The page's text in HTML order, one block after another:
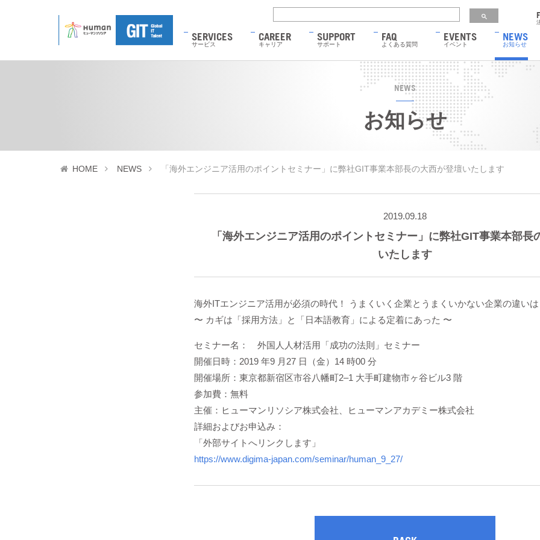
SERVICES
サービス
CAREER
キャリア
SUPPORT
サポート
FAQ
よくある質問
EVENTS
イベント
NEWS
お知らせ
NEWS
お知らせ
HOME NEWS 「海外エンジニア活用のポイントセミナー」に弊社GIT事業本部長の大西が登壇いたします
2019.09.18
「海外エンジニア活用のポイントセミナー」に弊社GIT事業本部長
いたします
海外ITエンジニア活用が必須の時代！ うまくいく企業とうまくいかない企業の違い
〜 カギは「採用方法」と「日本語教育」による定着にあった 〜
セミナー名： 外国人人材活用「成功の法則」セミナー
開催日時：2019 年9 月27 日（金）14 時00 分
開催場所：東京都新宿区市谷八幡町2–1 大手町建物市ヶ谷ビル3 階
参加費：無料
主催：ヒューマンリソシア株式会社、ヒューマンアカデミー株式会社
詳細およびお申込み：
「外部サイトへリンクします」
https://www.digima-japan.com/seminar/human_9_27/